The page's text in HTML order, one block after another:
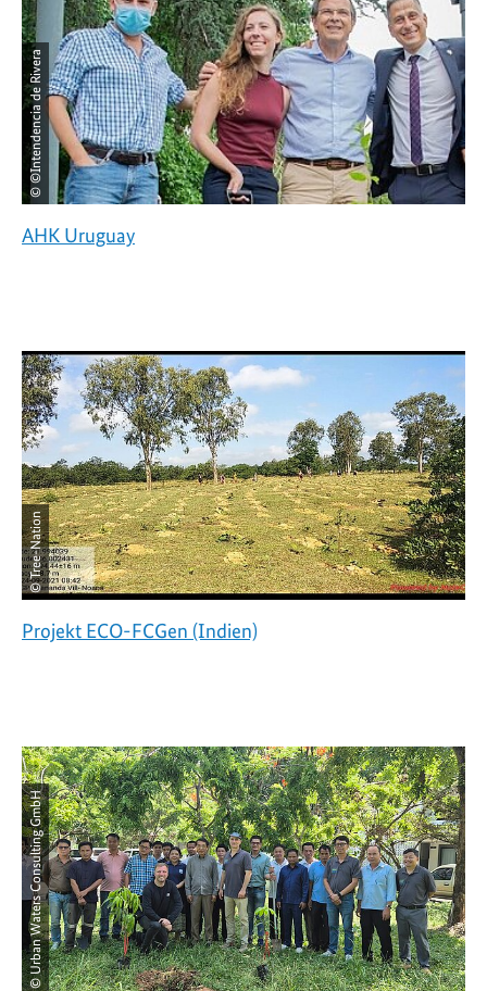
© ©Intendencia de Rivera
AHK Uruguay
© Tree-Nation
Projekt ECO-FCGen (Indien)
© Urban Waters Consulting GmbH